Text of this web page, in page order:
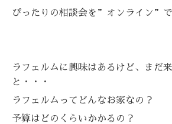
ぴったりの相談会を”オンライン”で
ラフェルムに興味はあるけど、まだ
と・・・
ラフェルムってどんなお家なの？
予算はどのくらいかかるの？